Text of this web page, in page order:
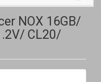
NOX 16GB/
CL20/